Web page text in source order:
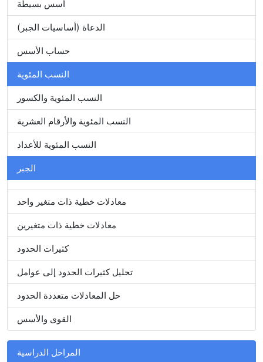
أسس بسيطة
الدعاة (أساسيات الجبر)
حساب الأسس
النسب المئوية
النسب المئوية والكسور
النسب المئوية والأرقام العشرية
النسب المئوية للأعداد
الجبر
معادلات خطية ذات متغير واحد
معادلات خطية ذات متغيرين
كثيرات الحدود
تحليل كثيرات الحدود إلى عوامل
حل المعادلات متعددة الحدود
القوى والأسس
المراحل الدراسية